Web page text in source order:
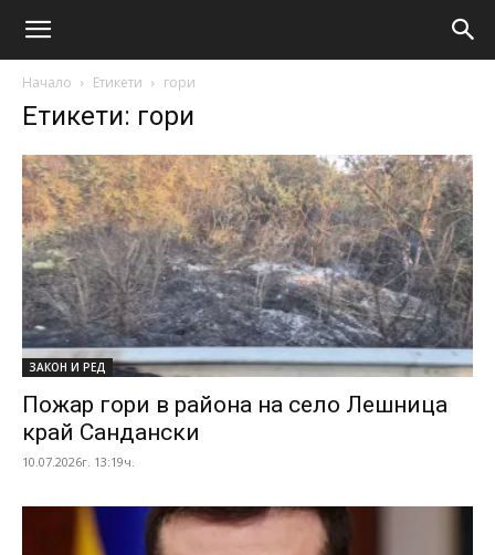
Начало Етикети гори
Етикети: гори
ЗАКОН И РЕД
Пожар гори в района на село Лешница
край Сандански
10.07.2026г. 13:19ч.